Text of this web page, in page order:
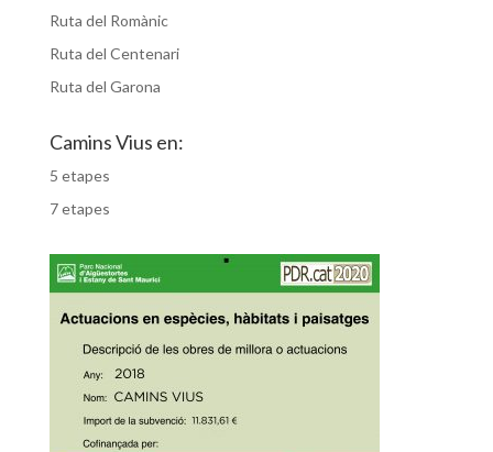
Ruta del Romànic
Ruta del Centenari
Ruta del Garona
Camins Vius en:
5 etapes
7 etapes